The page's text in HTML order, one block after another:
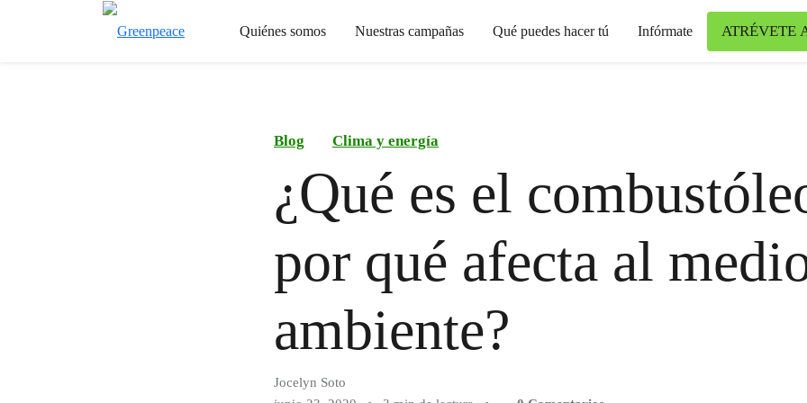
Quiénes somos Nuestras campañas Qué puedes hacer tú Infórmate ATRÉVETE
Blog Clima y energía
¿Qué es el
por qué afecta al
ambiente?
Jocelyn Soto